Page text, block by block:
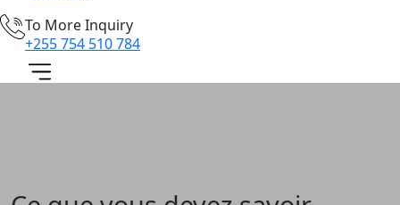
To More Inquiry
+255 754 510 784